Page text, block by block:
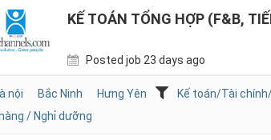
KẾ TOÁN TỔNG HỢP (F&B,
Posted job 23 days ago
nội Bắc Ninh Hưng Yên Kế toán/Tài
/ Nghỉ dưỡng